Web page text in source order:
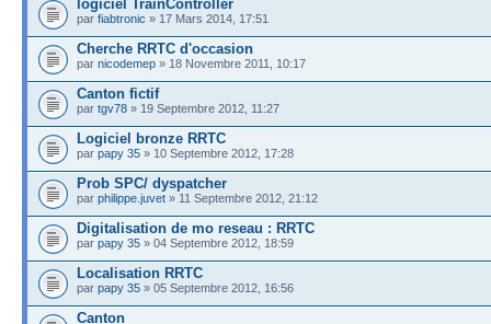
logiciel TrainController
par fiabtronic » 17 Mars 2014, 17:51
Cherche RRTC d'occasion
par nicodemep » 18 Novembre 2011, 10:17
Canton fictif
par tgv78 » 19 Septembre 2012, 11:27
Logiciel bronze RRTC
par papy 35 » 10 Septembre 2012, 17:28
Prob SPC/ dyspatcher
par philippe.juvet » 11 Septembre 2012, 21:12
Digitalisation de mo reseau : RRTC
par papy 35 » 04 Septembre 2012, 18:59
Localisation RRTC
par papy 35 » 05 Septembre 2012, 16:56
Canton